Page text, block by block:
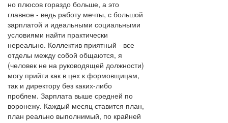
но плюсов гораздо больше, а это
главное - ведь работу мечты, с большой
зарплатой и идеальными социальными
условиями найти практически
нереально. Коллектив приятный - все
отделы между собой общаются, я
(человек не на руководящей должности)
могу прийти как в цех к формовщицам,
так и директору без каких-либо
проблем. Зарплата выше средней по
воронежу. Каждый месяц ставится план,
план реально выполнимый, по крайней